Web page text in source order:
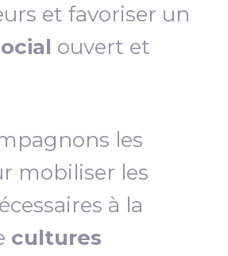
et favoriser un
ouvert et
les
mobiliser les
à la
cultures